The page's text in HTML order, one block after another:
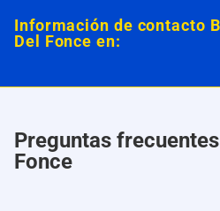
Información de contacto
Del Fonce en:
Preguntas
Fonce